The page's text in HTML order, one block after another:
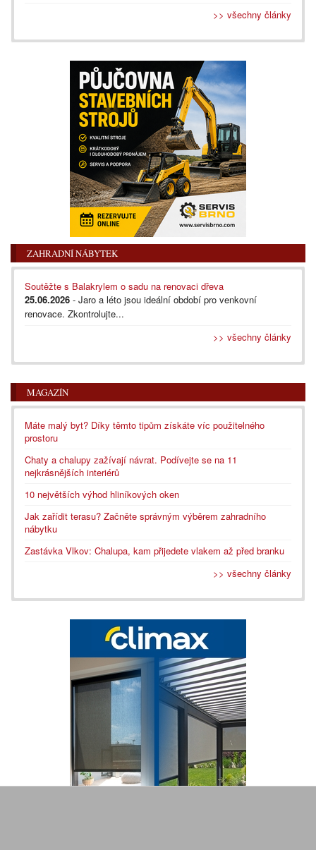
>> všechny články
ZAHRADNÍ NÁBYTEK
Soutěžte s Balakrylem o sadu na renovaci dřeva
25.06.2026 - Jaro a léto jsou ideální období pro venkovní
renovace. Zkontrolujte...
>> všechny články
MAGAZÍN
Máte malý byt? Díky těmto tipům získáte víc použitelného
prostoru
Chaty a chalupy zažívají návrat. Podívejte se na 11
nejkrásnějších interiérů
10 největších výhod hliníkových oken
Jak zařídit terasu? Začněte správným výběrem zahradního
nábytku
Zastávka Vlkov: Chalupa, kam přijedete vlakem až před branku
>> všechny články